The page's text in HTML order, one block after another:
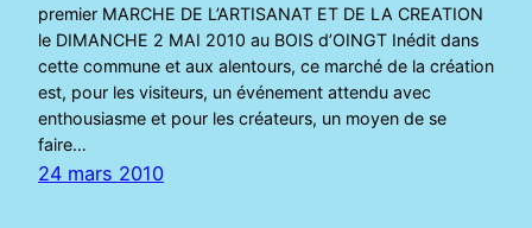
premier MARCHE DE L’ARTISANAT ET DE LA CREATION
le DIMANCHE 2 MAI 2010 au BOIS d’OINGT Inédit dans
cette commune et aux alentours, ce marché de la création
est, pour les visiteurs, un événement attendu avec
enthousiasme et pour les créateurs, un moyen de se
faire…
24 mars 2010